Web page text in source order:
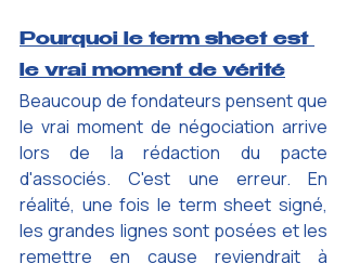
Pourquoi le term sheet est
le vrai moment de vérité
Beaucoup de fondateurs pensent que
le vrai moment de négociation arrive
lors de la rédaction du pacte
d'associés. C'est une erreur. En
réalité, une fois le term sheet signé,
les grandes lignes sont posées et les
remettre en cause reviendrait à